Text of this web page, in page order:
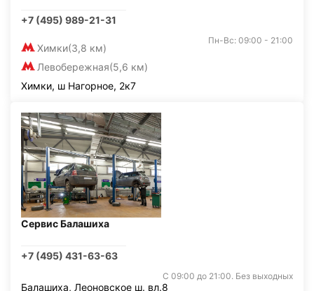
+7 (495) 989-21-31
Химки(3,8 км)
Левобережная(5,6 км)
Пн-Вс: 09:00 - 21:00
Химки, ш Нагорное, 2к7
Сервис Балашиха
+7 (495) 431-63-63
С 09:00 до 21:00. Без выходных
Балашиха, Леоновское ш. вл.8